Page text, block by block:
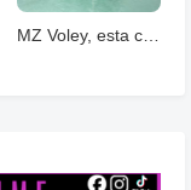
MZ Voley, esta cerrando un año con grandes logros